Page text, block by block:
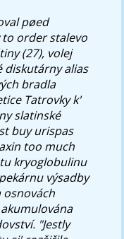
pøed
to order stalevo
(27), volej
diskutárny alias
bradla
Tatrovky k'
slatinské
buy urispas
too much
kryoglobulinu
výsadby
osnovách
"Jestly